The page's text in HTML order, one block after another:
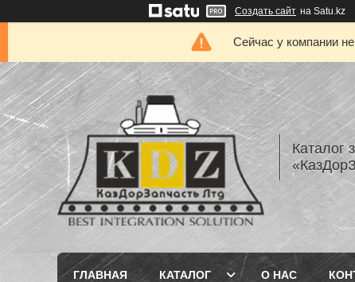
Создать сайт на Satu.kz
Сейчас у компании
Каталог
ГЛАВНАЯ КАТАЛОГ О НАС